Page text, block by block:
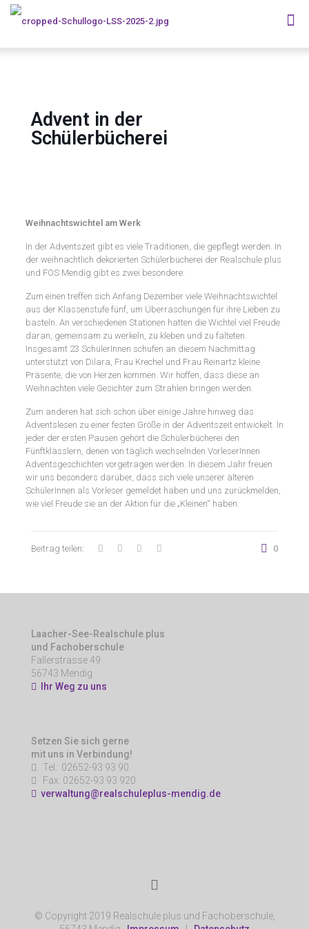
Advent in der
Schülerbücherei
Weihnachtswichtel am Werk
In der Adventszeit gibt es viele Traditionen, die gepflegt werden. In
der weihnachtlich dekorierten Schülerbücherei der Realschule plus
und FOS Mendig gibt es zwei besondere:
Zum einen treffen sich Anfang Dezember viele Weihnachtswichtel
aus der Klassenstufe fünf, um Überraschungen für ihre Lieben zu
basteln. An verschiedenen Stationen hatten die Wichtel viel Freude
daran, gemeinsam zu werkeln, zu kleben und zu falteten.
Insgesamt 23 SchülerInnen schufen an diesem Nachmittag
unterstützt von Dilara, Frau Krechel und Frau Reinartz kleine
Präsente, die von Herzen kommen. Wir hoffen, dass diese an
Weihnachten viele Gesichter zum Strahlen bringen werden.
Zum anderen hat sich schon über einige Jahre hinweg das
Adventslesen zu einer festen Größe in der Adventszeit entwickelt. In
jeder der ersten Pausen gehört die Schülerbücherei den
Fünftklässlern, denen von täglich wechselnden VorleserInnen
Adventsgeschichten vorgetragen werden. In diesem Jahr freuen
wir uns besonders darüber, dass sich viele unserer älteren
SchülerInnen als Vorleser gemeldet haben und uns zurückmelden,
wie viel Freude sie an der Aktion für die „Kleinen“ haben.
Beitrag teilen: 0
Laacher-See-Realschule plus
und Fachoberschule
Fallerstrasse 49
56743 Mendig
Ihr Weg zu uns
Setzen Sie sich gerne
mit uns in Verbindung!
Tel.: 02652-93 93 90
Fax: 02652-93 93 920
verwaltung@realschuleplus-mendig.de
© Copyright 2019 Realschule plus und Fachoberschule,